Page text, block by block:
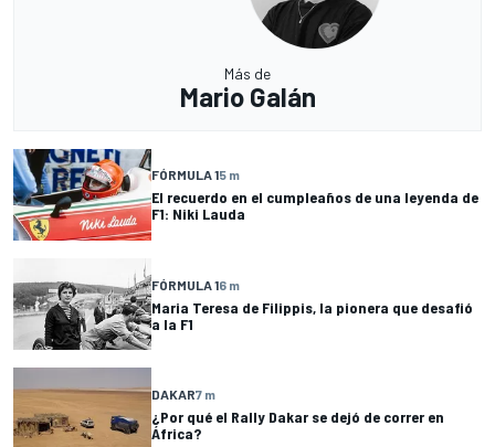
Más de
Mario Galán
FÓRMULA 15 m
El recuerdo en el cumpleaños de una leyenda de
F1: Niki Lauda
FÓRMULA 16 m
Maria Teresa de Filippis, la pionera que desafió
a la F1
DAKAR7 m
¿Por qué el Rally Dakar se dejó de correr en
África?